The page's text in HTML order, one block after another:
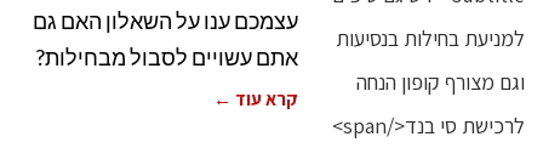
עצמכם ענו על השאלון האם גם
אתם עשויים לסבול מבחילות?
קרא עוד ←